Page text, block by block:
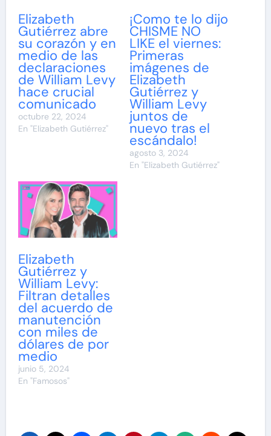
Elizabeth
Gutiérrez abre
su corazón y en
medio de las
declaraciones
de William Levy
hace crucial
comunicado
octubre 22, 2024
En "Elizabeth Gutiérrez"
¡Como te lo dijo
CHISME NO
LIKE el viernes:
Primeras
imágenes de
Elizabeth
Gutiérrez y
William Levy
juntos de
nuevo tras el
escándalo!
agosto 3, 2024
En "Elizabeth Gutiérrez"
Elizabeth
Gutiérrez y
William Levy:
Filtran detalles
del acuerdo de
manutención
con miles de
dólares de por
medio
junio 5, 2024
En "Famosos"